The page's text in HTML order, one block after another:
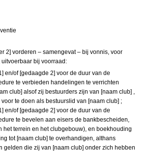
2] vorderen – samengevat – bij vonnis, voor
bij voorraad:
en/of [gedaagde 2] voor de duur van de
te verbieden handelingen te verrichten
club] alsof zij bestuurders zijn van [naam club] ,
te doen als bestuurslid van [naam club] ;
en/of [gedaagde 2] voor de duur van de
te bevelen aan eisers de bankbescheiden,
het terrein en het clubgebouw), en boekhouding
tot [naam club] te overhandigen, althans
gelden die zij van [naam club] onder zich hebben